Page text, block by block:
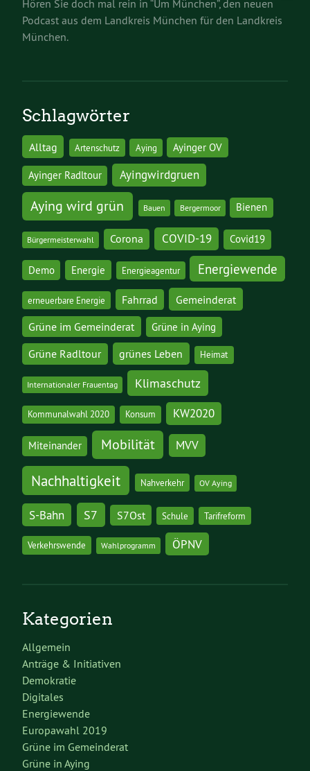
Hören Sie doch mal rein in “Um München”, den neuen
Podcast aus dem Landkreis München für den Landkreis
München.
Schlagwörter
Alltag Artenschutz Aying Ayinger OV
Ayinger Radltour Ayingwirdgruen
Aying wird grün Bauen Bergermoor Bienen
Bürgermeisterwahl Corona COVID-19 Covid19
Demo Energie Energieagentur Energiewende
erneuerbare Energie Fahrrad Gemeinderat
Grüne im Gemeinderat Grüne in Aying
Grüne Radltour grünes Leben Heimat
Internationaler Frauentag Klimaschutz
Kommunalwahl 2020 Konsum KW2020
Miteinander Mobilität MVV
Nachhaltigkeit Nahverkehr OV Aying
S-Bahn S7 S7Ost Schule Tarifreform
Verkehrswende Wahlprogramm ÖPNV
Kategorien
Allgemein
Anträge & Initiativen
Demokratie
Digitales
Energiewende
Europawahl 2019
Grüne im Gemeinderat
Grüne in Aying